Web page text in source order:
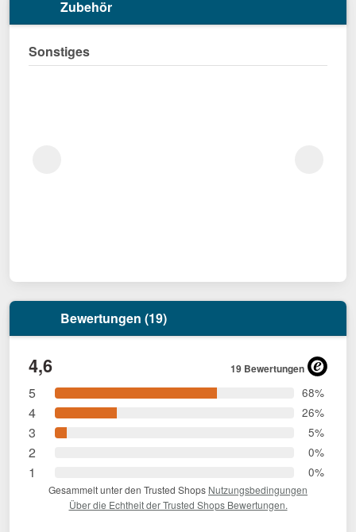
Zubehör
Sonstiges
Bewertungen (19)
4,6 19 Bewertungen
5 68%
4 26%
3 5%
2 0%
1 0%
Gesammelt unter den Trusted Shops Nutzungsbedingungen
Über die Echtheit der Trusted Shops Bewertungen.